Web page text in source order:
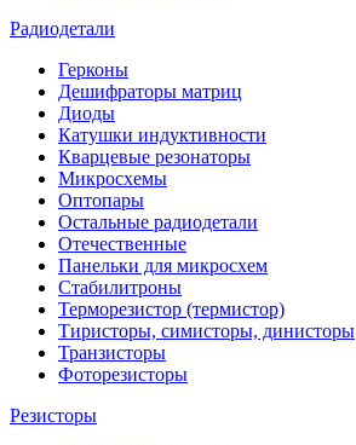
Радиодетали
Герконы
Дешифраторы матриц
Диоды
Катушки индуктивности
Кварцевые резонаторы
Микросхемы
Оптопары
Остальные радиодетали
Отечественные
Панельки для микросхем
Стабилитроны
Терморезистор (термистор)
Тиристоры, симисторы, динисторы
Транзисторы
Фоторезисторы
Резисторы